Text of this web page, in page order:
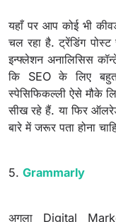
यहाँ पर आप कोई भी
चल रहा है. ट्रेंडिंग
इन्फ्लेशन अनालिसिस
कि SEO के लिए बहुत
स्पेसिफिकल्ली ऐसे मौके
सीख रहे हैं. या फिर
बारे में जरूर पता होना
5. Grammarly
अगला Digital